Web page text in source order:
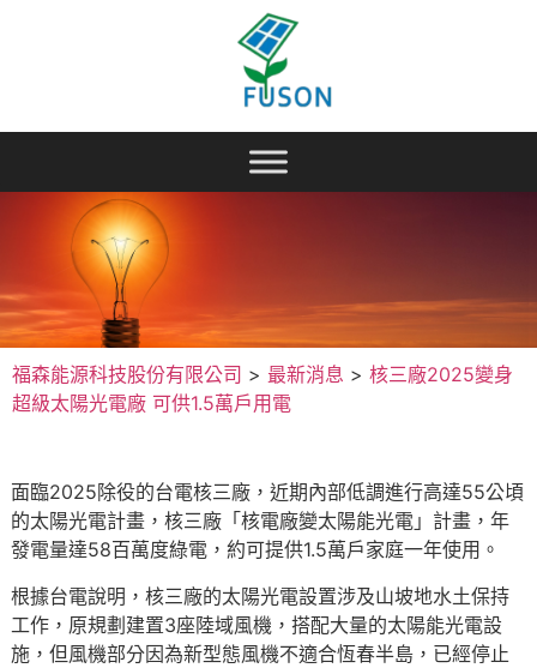
福森能源科技股份有限公司 > 最新消息 > 核三廠2025變身
超級太陽光電廠 可供1.5萬戶用電
面臨2025除役的台電核三廠，近期內部低調進行高達55公頃
的太陽光電計畫，核三廠「核電廠變太陽能光電」計畫，年
發電量達58百萬度綠電，約可提供1.5萬戶家庭一年使用。
根據台電說明，核三廠的太陽光電設置涉及山坡地水土保持
工作，原規劃建置3座陸域風機，搭配大量的太陽能光電設
施，但風機部分因為新型態風機不適合恆春半島，已經停止